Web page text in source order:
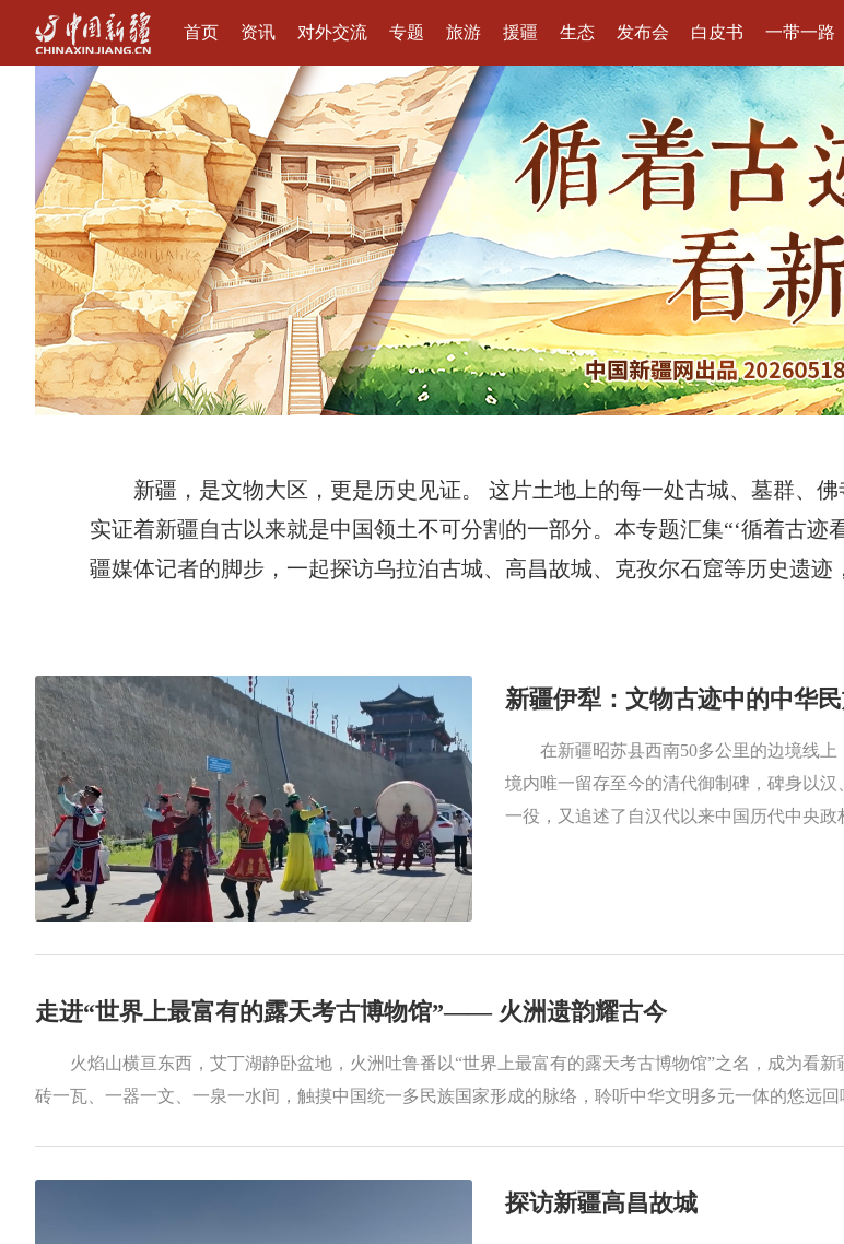
首页 资讯 对外交流 专题 旅游 援疆 生态 发布会 白皮书 一带一路
新疆，是文物大区，更是历史见证。 这片土地上的每一处古城、墓群、
实证着新疆自古以来就是中国领土不可分割的一部分。本专题汇集“‘循着古
疆媒体记者的脚步，一起探访乌拉泊古城、高昌故城、克孜尔石窟等历史遗迹
新疆伊犁：文物古迹中的中华
在新疆昭苏县西南50多公里的边境线
境内唯一留存至今的清代御制碑，碑身以
一役，又追述了自汉代以来中国历代中央政
走进“世界上最富有的露天考古博物馆”—— 火洲遗韵耀古今
火焰山横亘东西，艾丁湖静卧盆地，火洲吐鲁番以“世界上最富有的露天考古博物馆”之名，成为看
砖一瓦、一器一文、一泉一水间，触摸中国统一多民族国家形成的脉络，聆听中华文明多元一体的悠远回
探访新疆高昌故城